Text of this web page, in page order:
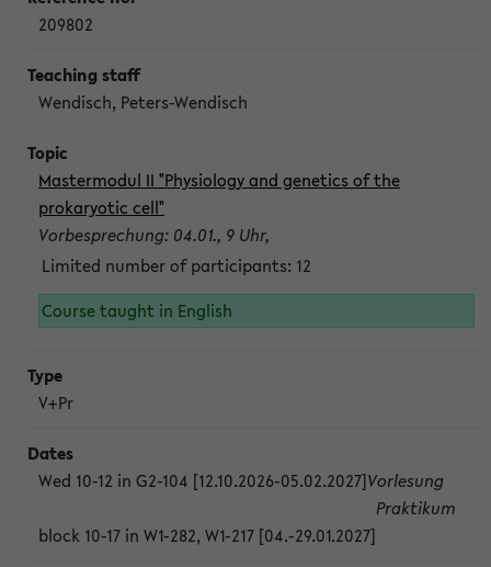
209802
Wendisch, Peters-Wendisch
Mastermodul II "Physiology and genetics of the
prokaryotic cell"
Vorbesprechung: 04.01., 9 Uhr,
Limited number of participants: 12
Course taught in English
V+Pr
Wed 10-12 in G2-104 [12.10.2026-05.02.2027]Vorlesung
block 10-17 in W1-282, W1-217 [04.-29.01.2027]
Praktikum